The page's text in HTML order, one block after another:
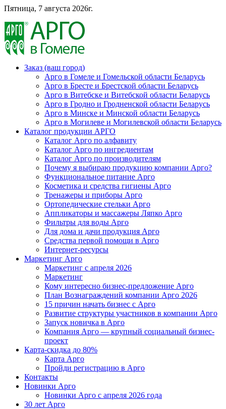
Пятница, 7 августа 2026г.
Заказ (ваш город)
Арго в Гомеле и Гомельской области Беларусь
Арго в Бресте и Брестской области Беларусь
Арго в Витебске и Витебской области Беларусь
Арго в Гродно и Гродненской области Беларусь
Арго в Минске и Минской области Беларусь
Арго в Могилеве и Могилевской области Беларусь
Каталог продукции АРГО
Каталог Арго по алфавиту
Каталог Арго по ингредиентам
Каталог Арго по производителям
Почему я выбираю продукцию компании Арго?
Функциональное питание Арго
Косметика и средства гигиены Арго
Тренажеры и приборы Арго
Ортопедические стельки Арго
Аппликаторы и массажеры Ляпко Арго
Фильтры для воды Арго
Для дома и дачи продукция Арго
Средства первой помощи в Арго
Интернет-ресурсы
Маркетинг Арго
Маркетинг с апреля 2026
Маркетинг
Кому интересно бизнес-предложение Арго
План Вознаграждений компании Арго 2026
15 причин начать бизнес с Арго
Развитие структуры участников в компании Арго
Запуск новичка в Арго
Компания Арго — крупный социальный бизнес-
проект
Карта-скидка до 80%
Карта Арго
Пройди регистрацию в Арго
Контакты
Новинки Арго
Новинки Арго с апреля 2026 года
30 лет Арго